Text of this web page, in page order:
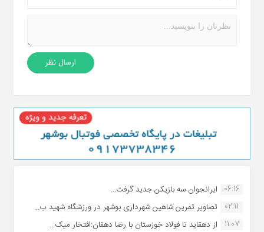
06:16 ایرانجوان سه بازیکن جدید گرفت...
02:11
تصاویر تمرین شاهین شهردارى بوشهر در ورزشگاه شهید ب...
11:07
از دهقاید تا فولاد خوزستان با رضا دهقان:افتخار میک...